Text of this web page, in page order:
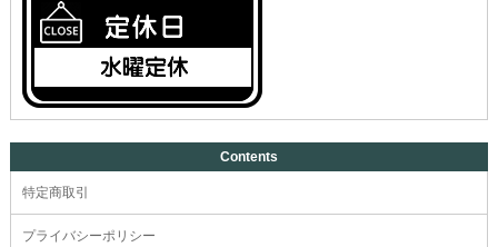
Contents
特定商取引
プライバシーポリシー